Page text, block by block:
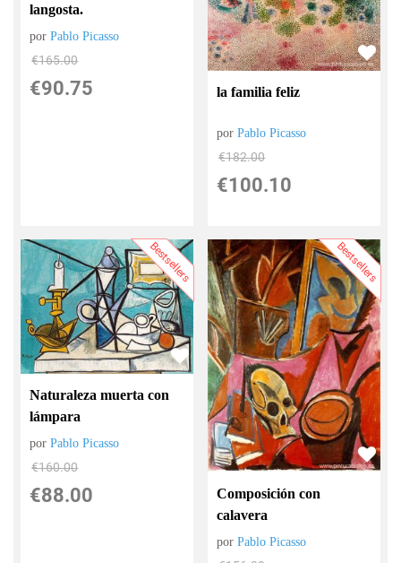
langosta.
porPablo Picasso
€165.00
€90.75 la familia feliz
porPablo Picasso
€182.00
€100.10
Bestsellers
Naturaleza muerta con
lámpara
porPablo Picasso
€160.00
€88.00
Bestsellers
Composición con
calavera
porPablo Picasso